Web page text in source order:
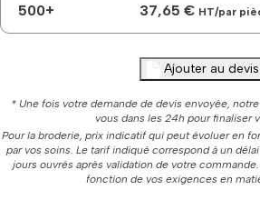
500+ 37,65 € HT/par
Ajouter au devis
* Une fois votre demande de devis envoyée,
vous dans les 24h pour finaliser
Pour la broderie, prix indicatif qui peut évoluer en
par vos soins. Le tarif indiqué correspond à un
jours ouvrés après validation de votre
fonction de vos exigences en